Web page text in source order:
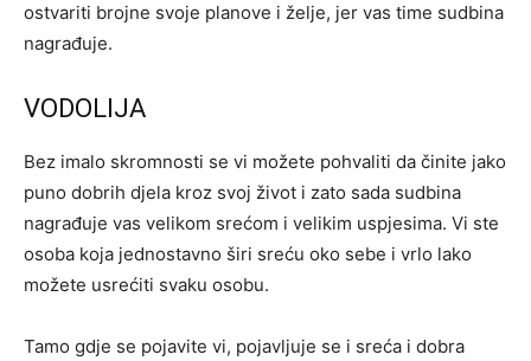
ostvariti brojne svoje planove i želje, jer vas time sudbina
nagrađuje.
VODOLIJA
Bez imalo skromnosti se vi možete pohvaliti da činite jako
puno dobrih djela kroz svoj život i zato sada sudbina
nagrađuje vas velikom srećom i velikim uspjesima. Vi ste
osoba koja jednostavno širi sreću oko sebe i vrlo lako
možete usrećiti svaku osobu.
Tamo gdje se pojavite vi, pojavljuje se i sreća i dobra